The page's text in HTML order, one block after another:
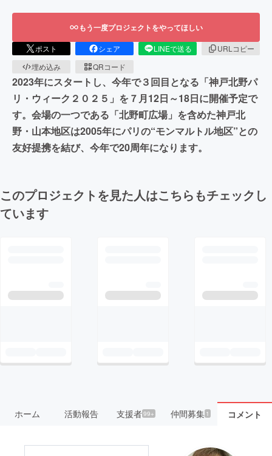
もう一度プロジェクトをやってほしい
ポスト シェア LINEで送る
URLコピー
埋め込み
QRコード
2023年にスタートし、今年で３回目となる「神戸北野パ
リ・ウィーク２０２５」を７月12日～18日に開催予定で
す。会場の一つである「北野町広場」を含めた神戸北
野・山本地区は2005年にパリの“モンマルトル地区”との
友好提携を結び、今年で20周年になります。
このプロジェクトを見た人はこちらもチェックし
ています
ホーム 活動報告 支援者99+ 仲間募集 1 コメント